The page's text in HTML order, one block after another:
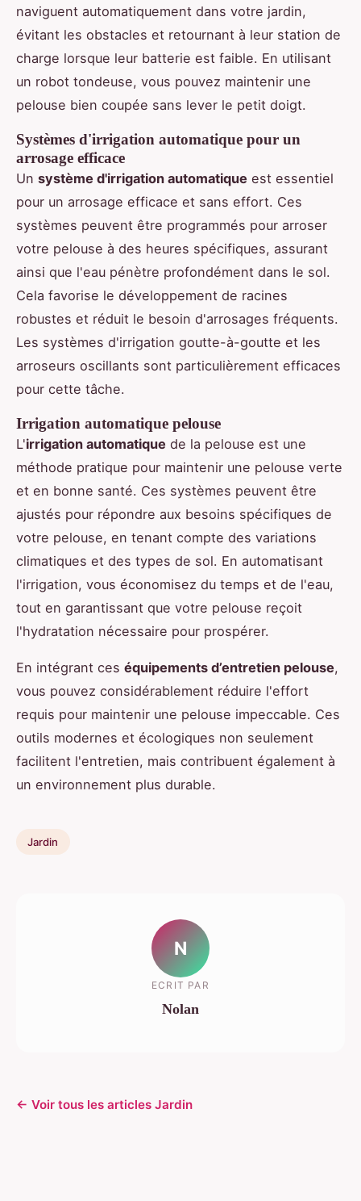
naviguent automatiquement dans votre jardin,
évitant les obstacles et retournant à leur station de
charge lorsque leur batterie est faible. En utilisant
un robot tondeuse, vous pouvez maintenir une
pelouse bien coupée sans lever le petit doigt.
Systèmes d'irrigation automatique pour un
arrosage efficace
Un système d'irrigation automatique est essentiel
pour un arrosage efficace et sans effort. Ces
systèmes peuvent être programmés pour arroser
votre pelouse à des heures spécifiques, assurant
ainsi que l'eau pénètre profondément dans le sol.
Cela favorise le développement de racines
robustes et réduit le besoin d'arrosages fréquents.
Les systèmes d'irrigation goutte-à-goutte et les
arroseurs oscillants sont particulièrement efficaces
pour cette tâche.
Irrigation automatique pelouse
L'irrigation automatique de la pelouse est une
méthode pratique pour maintenir une pelouse verte
et en bonne santé. Ces systèmes peuvent être
ajustés pour répondre aux besoins spécifiques de
votre pelouse, en tenant compte des variations
climatiques et des types de sol. En automatisant
l'irrigation, vous économisez du temps et de l'eau,
tout en garantissant que votre pelouse reçoit
l'hydratation nécessaire pour prospérer.
En intégrant ces équipements d’entretien pelouse,
vous pouvez considérablement réduire l'effort
requis pour maintenir une pelouse impeccable. Ces
outils modernes et écologiques non seulement
facilitent l'entretien, mais contribuent également à
un environnement plus durable.
Jardin
N
ECRIT PAR
Nolan
← Voir tous les articles Jardin